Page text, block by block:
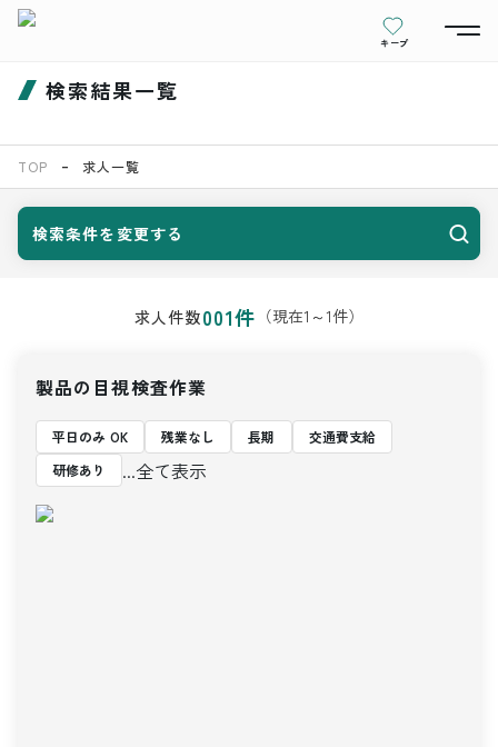
キープ
検索結果一覧
TOP 求人一覧
検索条件を変更する
求人件数001件 （現在1 ～1件）
製品の目視検査作業
平日のみ OK 残業なし 長期
交通費支給
研修あり
...全て表示